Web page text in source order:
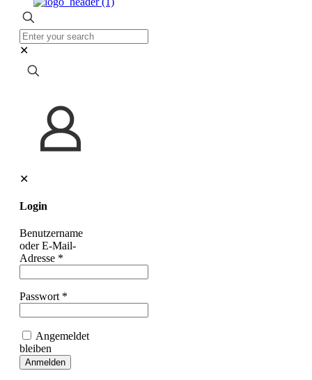
✕
✕
Login
Benutzername
oder E-Mail-
Adresse *
Passwort *
Angemeldet
bleiben
Anmelden